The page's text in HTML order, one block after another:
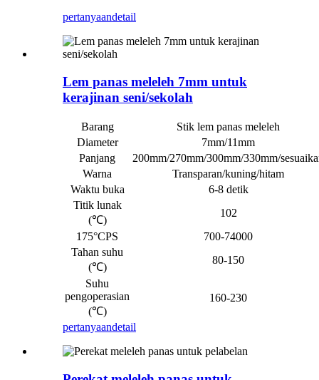
pertanyaandetail
Lem panas meleleh 7mm untuk
kerajinan seni/sekolah
Barang
Stik lem panas meleleh
Diameter
7mm/11mm
Panjang
200mm/270mm/300mm/330mm/
Warna
Transparan/kuning/hitam
Waktu buka
6-8 detik
Titik lunak
(℃)
102
175°CPS
700-74000
Tahan suhu
(℃)
80-150
Suhu
pengoperasian
(℃)
160-230
pertanyaandetail